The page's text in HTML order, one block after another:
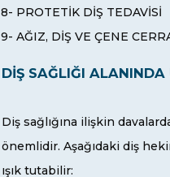
8- PROTETİK DİŞ TEDAVİSİ
9- AĞIZ, DİŞ VE ÇENE
DİŞ SAĞLIĞI ALANINDA
Diş sağlığına ilişkin
önemlidir. Aşağıdaki diş
ışık tutabilir: